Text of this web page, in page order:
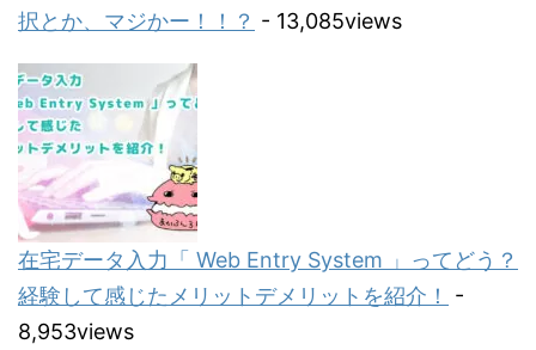
択とか、マジかー！！？ - 13,085views
在宅データ入力「 Web Entry System 」ってどう？
経験して感じたメリットデメリットを紹介！
-
8,953views